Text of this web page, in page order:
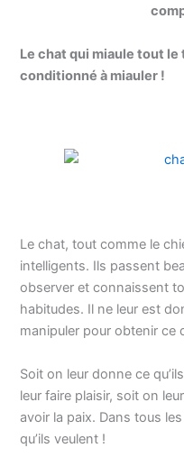
Le chat qui miaule tout le
conditionné à miauler !
Le chat, tout comme le
intelligents. Ils passent
observer et connaissent
habitudes. Il ne leur est
manipuler pour obtenir ce
Soit on leur donne ce
leur faire plaisir, soit on
avoir la paix. Dans tous
qu’ils veulent !